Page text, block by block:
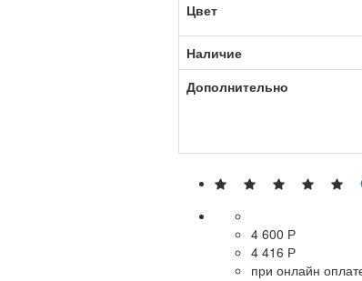
Цвет
Наличие
Дополнительно
4 600 Р
4 416 Р
при онлайн